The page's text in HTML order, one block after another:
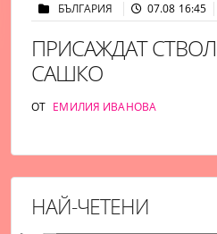
БЪЛГАРИЯ 07.08 16:45
ПРИСАЖДАТ
САШКО
ОТ ЕМИЛИЯ ИВАНОВА
НАЙ-ЧЕТЕНИ